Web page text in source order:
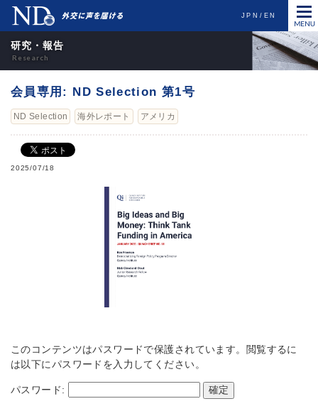
JPN EN
研究・報告
会員専用: ND Selection 第1号
ND Selection 海外レポート アメリカ
2025/07/18
このコンテンツはパスワードで保護されています。閲覧するに
は以下にパスワードを入力してください。
パスワード: